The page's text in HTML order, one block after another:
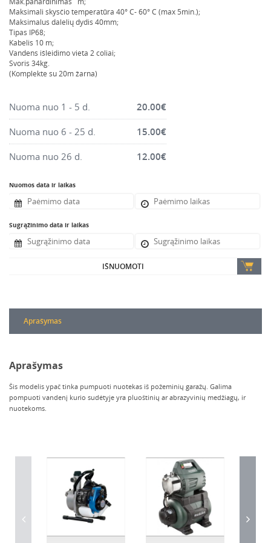
Montavimo instrumentai
Pneumatika
Pastoliai, bokšteliai, stelažai, tvoros, statramščiai,
perdangos
Plytelių, blokelių, polistirolo pjovimo įrankiai
Šildytuvai, kaloriferiai, kondicionieriai, jonizatoriai
Sodo ir miško įranga
Vandens ir purvo siurbliai
Valymo įranga
Viniakaliai, kabiakalės, šaudykliai
Maksimali skysčio temperatūra 40° C- 60° C (max 5min.);
Maksimalus dalelių dydis 40mm;
Tipas IP68;
Kabelis 10 m;
Vandens išleidimo vieta 2 coliai;
Svoris 34kg.
(Komplekte su 20m žarna)
Nuoma nuo 1 - 5 d. 20.00€
Nuoma nuo 6 - 25 d. 15.00€
Nuoma nuo 26 d. 12.00€
Nuomos data ir laikas
Sugrąžinimo data ir laikas
IŠNUOMOTI
Aprašymas
Aprašymas
Šis modelis ypač tinka pumpuoti nuotekas iš požeminių garažų. Galima
pompuoti vandenį kurio sudėtyje yra pluoštinių ar abrazyvinių medžiagų, ir
nuotekoms.